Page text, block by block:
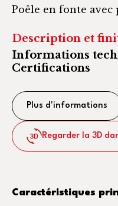
Poêle en fonte avec
Description et
Informations
Certifications
Plus d'informations
Regarder la 3D
Caractéristiques